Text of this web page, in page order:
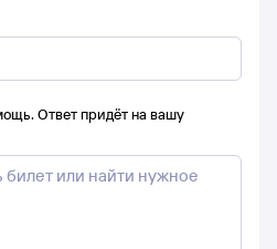
Ответ придёт на вашу